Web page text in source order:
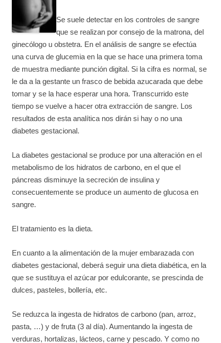
Se suele detectar en los controles de sangre
que se realizan por consejo de la matrona, del
ginecólogo u obstetra. En el análisis de sangre se efectúa
una curva de glucemia en la que se hace una primera toma
de muestra mediante punción digital. Si la cifra es normal, se
le da a la gestante un frasco de bebida azucarada que debe
tomar y se la hace esperar una hora. Transcurrido este
tiempo se vuelve a hacer otra extracción de sangre. Los
resultados de esta analítica nos dirán si hay o no una
diabetes gestacional.
La diabetes gestacional se produce por una alteración en el
metabolismo de los hidratos de carbono, en el que el
páncreas disminuye la secreción de insulina y
consecuentemente se produce un aumento de glucosa en
sangre.
El tratamiento es la dieta.
En cuanto a la alimentación de la mujer embarazada con
diabetes gestacional, deberá seguir una dieta diabética, en la
que se sustituya el azúcar por edulcorante, se prescinda de
dulces, pasteles, bollería, etc.
Se reduzca la ingesta de hidratos de carbono (pan, arroz,
pasta, …) y de fruta (3 al día). Aumentando la ingesta de
verduras, hortalizas, lácteos, carne y pescado. Y como no